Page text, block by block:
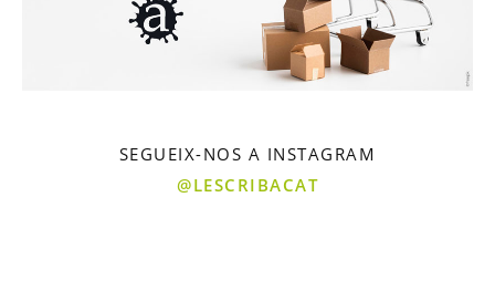
SEGUEIX-NOS A INSTAGRAM
@LESCRIBACAT